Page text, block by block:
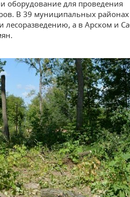
оборудование для проведения
В 39 муниципальных районах
лесоразведению, а в Арском и